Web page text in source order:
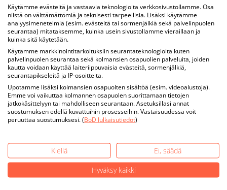
Käytämme evästeitä ja vastaavia teknologioita verkkosivustollamme. Osa
niistä on välttämättömiä ja teknisesti tarpeellisia. Lisäksi käytämme
analyysimenetelmiä (esim. evästeitä tai sormenjälkiä sekä palvelinpuolen
seurantaa) mitataksemme, kuinka usein sivustollamme vieraillaan ja
kuinka sitä käytetään.
Käytämme markkinointitarkoituksiin seurantateknologioita kuten
palvelinpuolen seurantaa sekä kolmansien osapuolien palveluita, joiden
kautta voidaan käyttää laiteriippuvaisia evästeitä, sormenjälkiä,
seurantapikseleitä ja IP-osoitteita.
Upotamme lisäksi kolmansien osapuolten sisältöä (esim. videoalustoja).
Emme voi vaikuttaa kolmannen osapuolen suorittamaan tietojen
jatkokäsittelyyn tai mahdolliseen seurantaan. Asetuksillasi annat
suostumuksen edellä kuvattuihin prosesseihin. Vastaisuudessa voit
peruuttaa suostumuksesi. (BoD Julkaisutiedot)
Kiellä
Ei, säädä
Hyväksy kaikki